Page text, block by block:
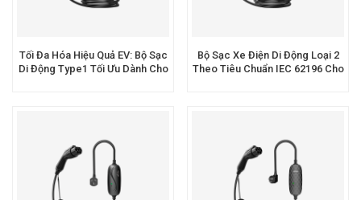
Tối Đa Hóa Hiệu Quả EV: Bộ Sạc
Di Động Type1 Tối Ưu Dành Cho
Bộ Sạc Xe Điện Di Động Loại 2
Theo Tiêu Chuẩn IEC 62196 Cho